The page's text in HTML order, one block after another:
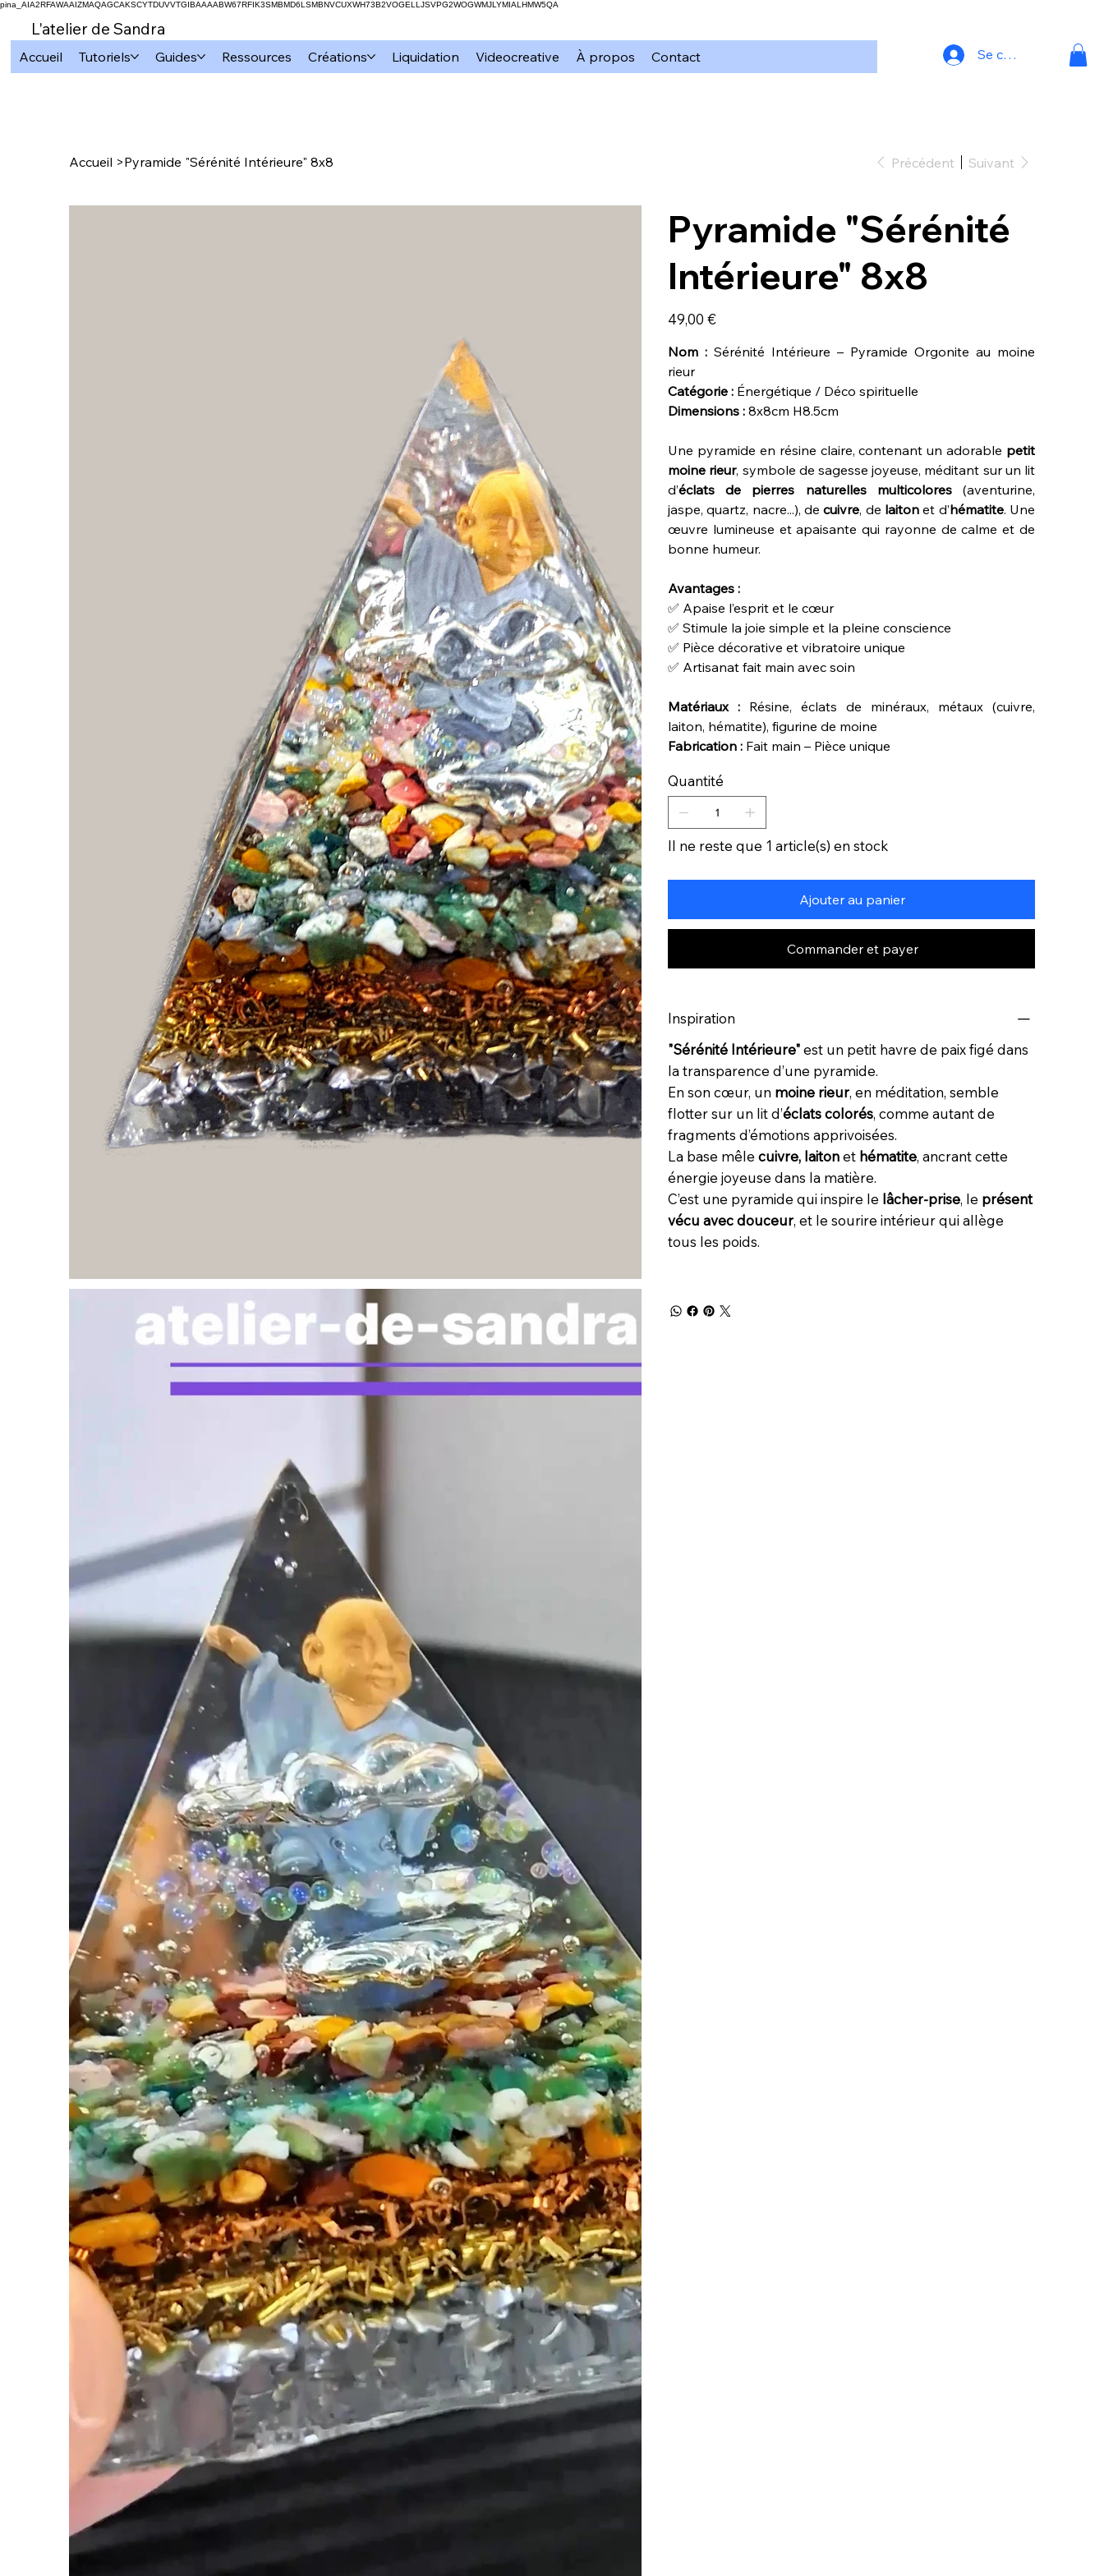
pina_AIA2RFAWAAIZMAQAGCAKSCYTDUVVTGIBAAAABW67RFIK3SMBMD6LSMBNVCUXWH73B2VOGELLJSVPG2WOGWMJLYMIALHMW5QA
L'atelier de Sandra
Se connecter
Accueil Tutoriels Guides Ressources Créations Liquidation Videocreative À propos Contact
Accueil >Pyramide "Sérénité Intérieure" 8x8 Précédent Suivant
Pyramide "Sérénité
Intérieure" 8x8
Prix
49,00 €
Nom : Sérénité Intérieure – Pyramide Orgonite au moine
rieur
Catégorie : Énergétique / Déco spirituelle
Dimensions : 8x8cm H8.5cm
Une pyramide en résine claire, contenant un adorable petit
moine rieur, symbole de sagesse joyeuse, méditant sur un lit
d’éclats de pierres naturelles multicolores(aventurine,
jaspe, quartz, nacre...), decuivre, de laiton et d’hématite. Une
œuvre lumineuse et apaisante qui rayonne de calme et de
bonne humeur.
Avantages :
✅ Apaise l’esprit et le cœur
✅ Stimule la joie simple et la pleine conscience
✅ Pièce décorative et vibratoire unique
✅ Artisanat fait main avec soin
Matériaux : Résine, éclats de minéraux, métaux (cuivre,
laiton, hématite), figurine de moine
Fabrication : Fait main – Pièce unique
Quantité
Il ne reste que 1 article(s) en stock
Ajouter au panier
Commander et payer
Inspiration
"Sérénité Intérieure"est un petit havre de paix figé dans
la transparence d’une pyramide.
En son cœur, un moine rieur, en méditation, semble
flotter sur un lit d’éclats colorés, comme autant de
fragments d’émotions apprivoisées.
La base mêlecuivre, laitonet hématite, ancrant cette
énergie joyeuse dans la matière.
C’est une pyramide qui inspire le lâcher-prise, le présent
vécu avec douceur, et le sourire intérieur qui allège
tous les poids.